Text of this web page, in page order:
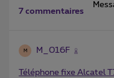
7 commentaires
M M_016F
Téléphone fixe Alcatel